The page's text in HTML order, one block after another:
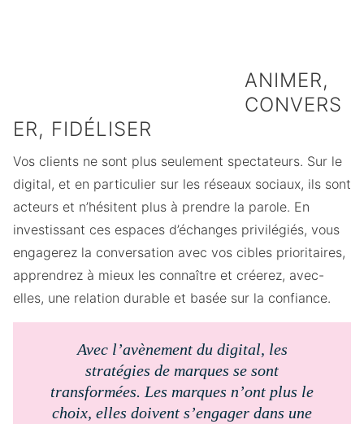
ANIMER,
CONVERS
ER, FIDÉLISER
Vos clients ne sont plus seulement spectateurs. Sur le
digital, et en particulier sur les réseaux sociaux, ils sont
acteurs et n’hésitent plus à prendre la parole. En
investissant ces espaces d’échanges privilégiés, vous
engagerez la conversation avec vos cibles prioritaires,
apprendrez à mieux les connaître et créerez, avec-
elles, une relation durable et basée sur la confiance.
Avec l’avènement du digital, les
stratégies de marques se sont
transformées. Les marques n’ont plus le
choix, elles doivent s’engager dans une